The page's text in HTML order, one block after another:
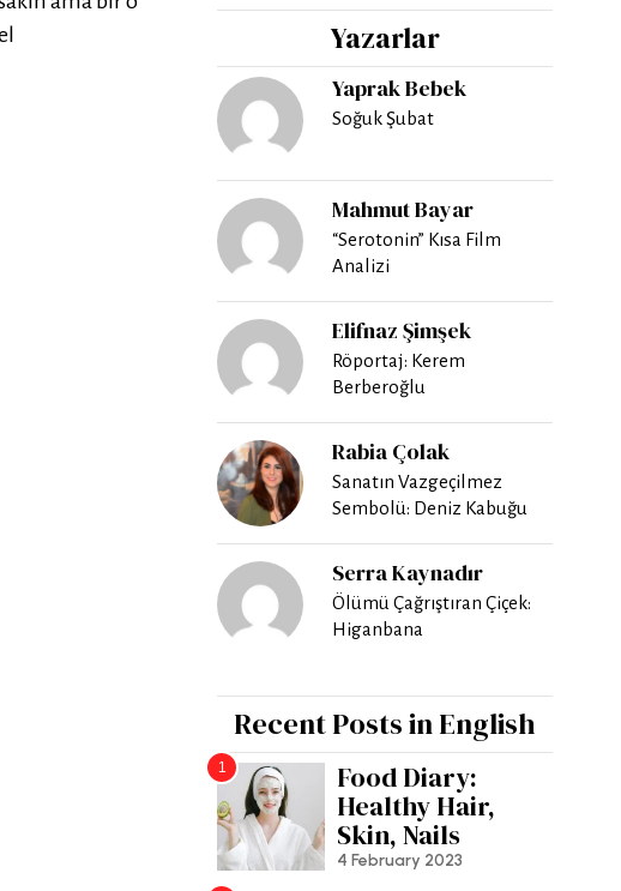
Yazarlar
Yaprak Bebek
Soğuk Şubat
Mahmut Bayar
“Serotonin” Kısa Film
Analizi
Elifnaz Şimşek
Röportaj: Kerem
Berberoğlu
Rabia Çolak
Sanatın Vazgeçilmez
Sembolü: Deniz Kabuğu
Serra Kaynadır
Ölümü Çağrıştıran Çiçek:
Higanbana
Recent Posts in English
1
Food Diary:
Healthy Hair,
Skin, Nails
4 February 2023